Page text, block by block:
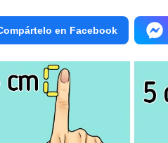
en Facebook